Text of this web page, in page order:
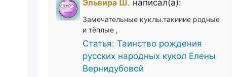
Эльвира Ш. написал(а):
Замечательные куклы.такииие родные
и тёплые ,
Статья: Таинство рождения
русских народных кукол Елены
Вернидубовой